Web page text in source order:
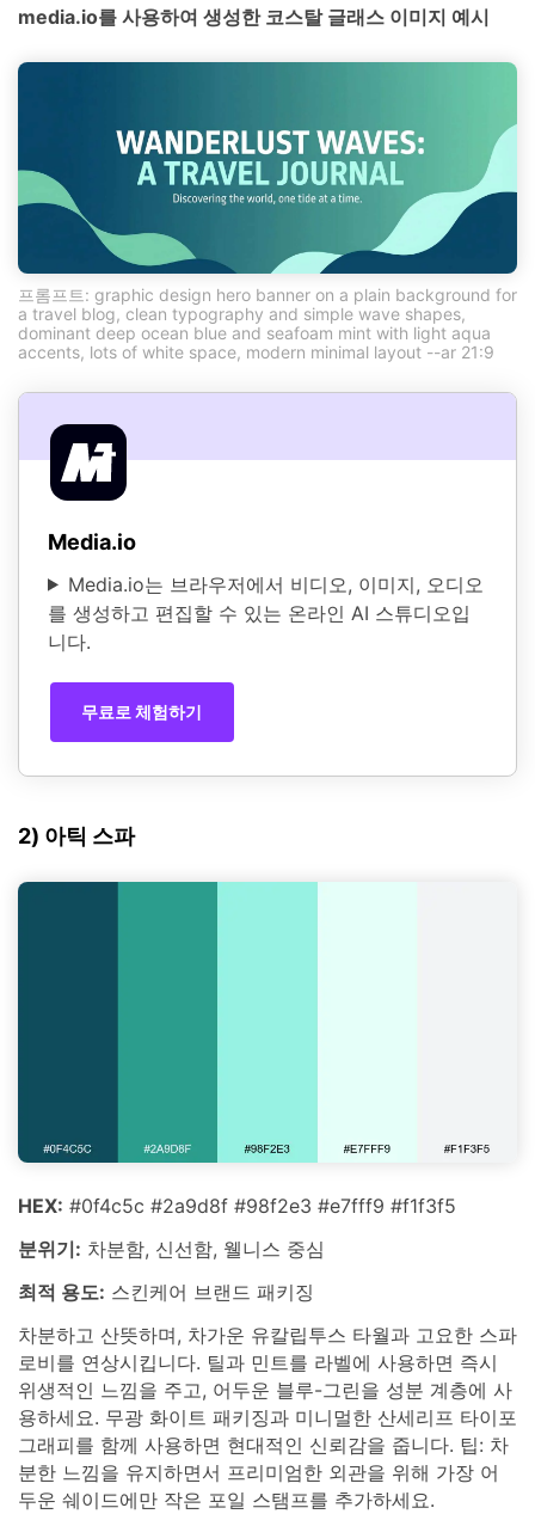
media.io를 사용하여 생성한 코스탈 글래스 이미지 예시
프롬프트: graphic design hero banner on a plain background for
a travel blog, clean typography and simple wave shapes,
dominant deep ocean blue and seafoam mint with light aqua
accents, lots of white space, modern minimal layout --ar 21:9
Media.io
Media.io는 브라우저에서 비디오, 이미지, 오디오
를 생성하고 편집할 수 있는 온라인 AI 스튜디오입
니다.
무료로 체험하기
2) 아틱 스파
HEX: #0f4c5c #2a9d8f #98f2e3 #e7fff9 #f1f3f5
분위기: 차분함, 신선함, 웰니스 중심
최적 용도: 스킨케어 브랜드 패키징
차분하고 산뜻하며, 차가운 유칼립투스 타월과 고요한 스파
로비를 연상시킵니다. 틸과 민트를 라벨에 사용하면 즉시
위생적인 느낌을 주고, 어두운 블루-그린을 성분 계층에 사
용하세요. 무광 화이트 패키징과 미니멀한 산세리프 타이포
그래피를 함께 사용하면 현대적인 신뢰감을 줍니다. 팁: 차
분한 느낌을 유지하면서 프리미엄한 외관을 위해 가장 어
두운 쉐이드에만 작은 포일 스탬프를 추가하세요.